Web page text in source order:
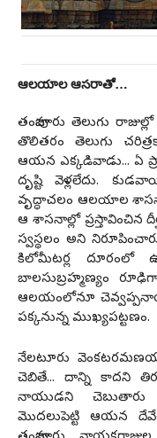
ఆల‌యాల ఆస‌రాతో…
తంజావూరు తెలుగు
తొలిత‌రం తెలుగు
ఆయ‌న ఎక్క‌డివాడు... ఏ
దృష్టి వెళ్ల‌లేదు.
వృద్ధాచ‌లం ఆల‌యాల
ఆ శాస‌నాల్లో ప్ర‌స్తావించిన
స్వ‌స్థ‌లం అని
కిలోమీట‌ర్ల దూరంలో
బాల‌సుబ్ర‌హ్మ‌ణ్యం
ఆల‌యంలోనూ
ప‌క్క‌నున్న ముఖ్య‌ప‌ట్ట‌ణం.
నేల‌టూరు
చెబితే... దాన్ని కాద‌ని
నాయుడ‌ని చెబుతారు
మొద‌లుపెట్టి ఆయ‌న